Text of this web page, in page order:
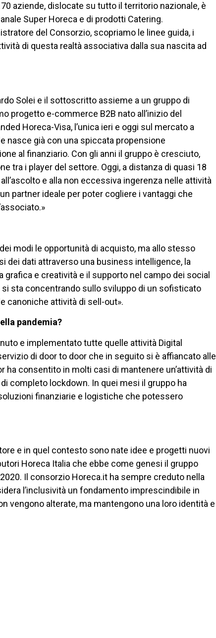
aziende, dislocate su tutto il territorio nazionale, è
Super Horeca e di prodotti Catering.
del Consorzio, scopriamo le linee guida, i
di questa realtà associativa dalla sua nascita ad
Solei e il sottoscritto assieme a un gruppo di
progetto e-commerce B2B nato all’inizio del
Horeca-Visa, l’unica ieri e oggi sul mercato a
nasce già con una spiccata propensione
al finanziario. Con gli anni il gruppo è cresciuto,
tra i player del settore. Oggi, a distanza di quasi 18
e alla non eccessiva ingerenza nelle attività
partner ideale per poter cogliere i vantaggi che
modi le opportunità di acquisto, ma allo stesso
dei dati attraverso una business intelligence, la
grafica e creatività e il supporto nel campo dei social
si sta concentrando sullo sviluppo di un sofisticato
canoniche attività di sell-out».
pandemia?
e implementato tutte quelle attività Digital
di door to door che in seguito si è affiancato alle
consentito in molti casi di mantenere un’attività di
completo lockdown. In quei mesi il gruppo ha
finanziarie e logistiche che potessero
e in quel contesto sono nate idee e progetti nuovi
Horeca Italia che ebbe come genesi il gruppo
Il consorzio Horeca.it ha sempre creduto nella
l’inclusività un fondamento imprescindibile in
vengono alterate, ma mantengono una loro identità e